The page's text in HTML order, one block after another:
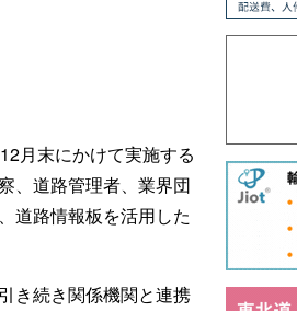
月末にかけて実施する
、道路管理者、業界団
道路情報板を活用した
き続き関係機関と連携